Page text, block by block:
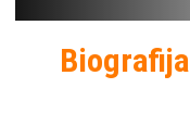
Biografija